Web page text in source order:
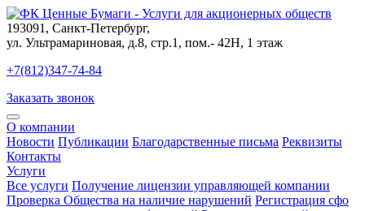
193091 , Санкт-Петербург,
ул. Ультрамариновая, д.8, стр.1, пом.- 42Н, 1 этаж
+7(812)347-74-84
Заказать звонок
О компании
Новости Публикации Благодарственные письма Реквизиты
Контакты
Услуги
Все услуги Получение лицензии управляющей компании
Проверка Общества на наличие нарушений Регистрация сфо